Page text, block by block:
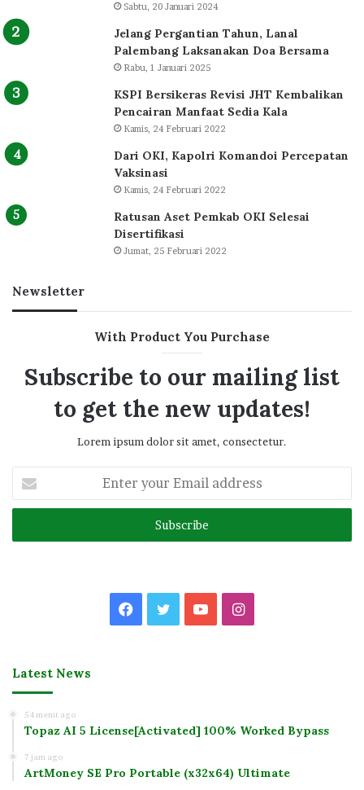
Sabtu, 20 Januari 2024
Jelang Pergantian Tahun, Lanal
Palembang Laksanakan Doa Bersama
Rabu, 1 Januari 2025
KSPI Bersikeras Revisi JHT Kembalikan
Pencairan Manfaat Sedia Kala
Kamis, 24 Februari 2022
Dari OKI, Kapolri Komandoi Percepatan
Vaksinasi
Kamis, 24 Februari 2022
Ratusan Aset Pemkab OKI Selesai
Disertifikasi
Jumat, 25 Februari 2022
Newsletter
With Product You Purchase
Subscribe to our mailing list
to get the new updates!
Lorem ipsum dolor sit amet, consectetur.
your
Email
Facebook
TwitterYouTubeInstagram
Latest News
54 menit ago
Topaz AI 5 License[Activated] 100% Worked Bypass
7 jam ago
ArtMoney SE Pro Portable (x32x64) Ultimate